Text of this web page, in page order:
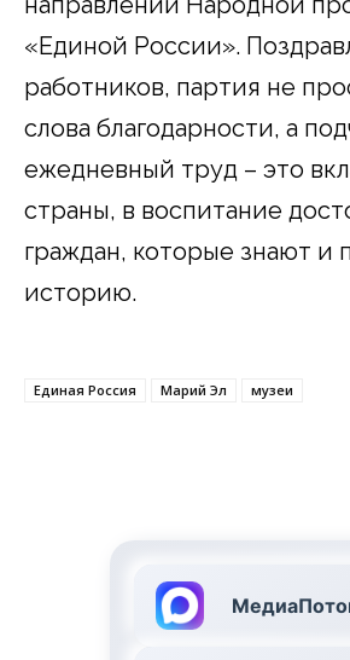
«Единой России».
работников, партия не
слова благодарности, а
ежедневный труд – это
страны, в воспитание
граждан, которые знают и
историю.
Единая Россия Марий Эл музеи